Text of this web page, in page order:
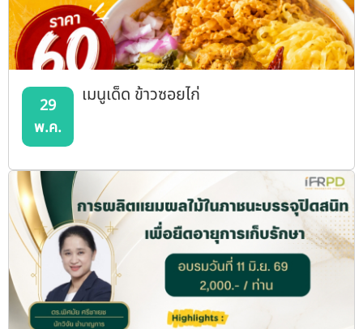
29
พ.ค.
เมนูเด็ด ข้าวซอยไก่